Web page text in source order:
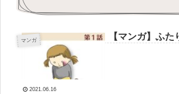
マンガ 【マンガ】ふた
2021.06.16